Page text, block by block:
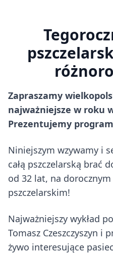
Zapraszamy
najważniejsze w roku
Prezentujemy
Niniejszym wzywamy i
całą pszczelarską brać
od 32 lat, na
pszczelarskim!
Najważniejszy wykład
Tomasz Czeszczyszyn i
żywo interesujące